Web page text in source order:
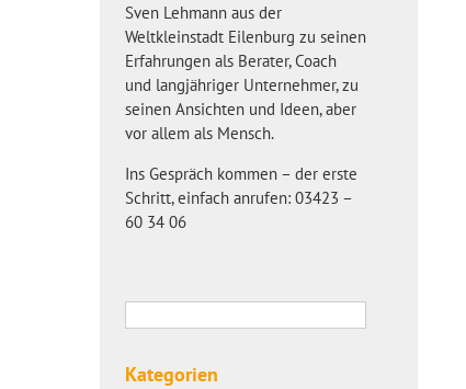
Sven Lehmann aus der
Weltkleinstadt Eilenburg zu seinen
Erfahrungen als Berater, Coach
und langjähriger Unternehmer, zu
seinen Ansichten und Ideen, aber
vor allem als Mensch.
Ins Gespräch kommen – der erste
Schritt, einfach anrufen: 03423 –
60 34 06
Kategorien